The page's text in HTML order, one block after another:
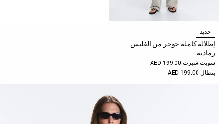
جديد
إطلالة كاملة جوجر من الفليس
رمادية
سويت شيرت-
199.00 AED
بنطال-
199.00 AED